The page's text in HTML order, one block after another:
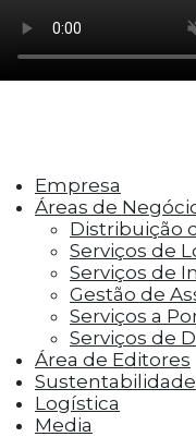
como os
cookies ajudam
as métricas do
rejeição, origem
funcionalidades,
conteúdo do
media, coletar
terceiros.
Cookies
Os cookies de
entregar aos
personalizados
visitaram antes e
campanha
Empresa
Áreas de
Distribuição
Serviços de
Serviços de
Gestão de
Serviços a
Serviços de
Área de Editores
Sustentabilidade
Logística
Media